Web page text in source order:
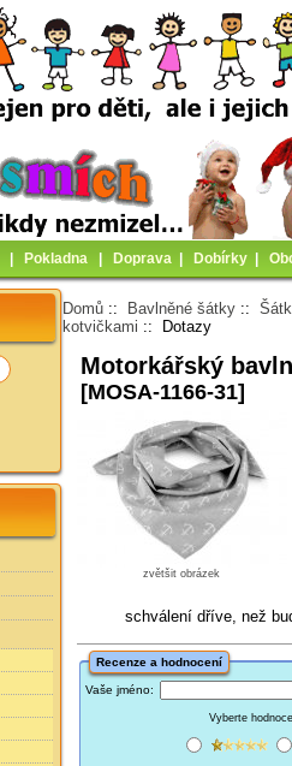
Pokladna Doprava Dobírky
Domů :: Bavlněné šátky ::
kotvičkami :: Dotazy
Motorkářský
[MOSA-1166-31]
zvětšit obrázek
schválení dříve, než
Recenze a hodnocení
Vaše jméno:
Vyberte